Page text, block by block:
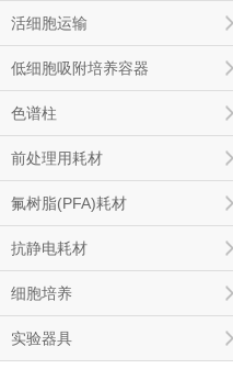
活细胞运输
低细胞吸附培养容器
色谱柱
前处理用耗材
氟树脂(PFA)耗材
抗静电耗材
细胞培养
实验器具